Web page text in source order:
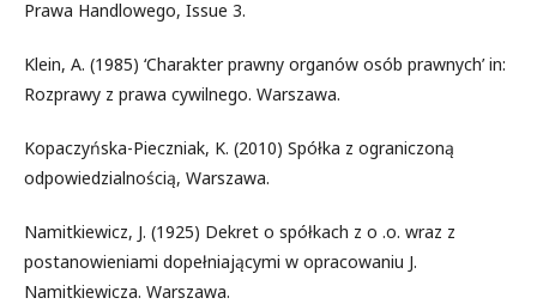
Prawa Handlowego, Issue 3.
Klein, A. (1985) ‘Charakter prawny organów osób prawnych’ in:
Rozprawy z prawa cywilnego. Warszawa.
Kopaczyńska-Pieczniak, K. (2010) Spółka z ograniczoną
odpowiedzialnością, Warszawa.
Namitkiewicz, J. (1925) Dekret o spółkach z o .o. wraz z
postanowieniami dopełniającymi w opracowaniu J.
Namitkiewicza. Warszawa.